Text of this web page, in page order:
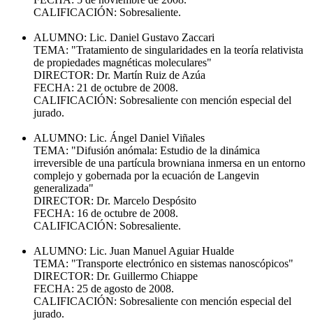
CALIFICACIÓN: Sobresaliente.
ALUMNO: Lic. Daniel Gustavo Zaccari
TEMA: "Tratamiento de singularidades en la teoría relativista
de propiedades magnéticas moleculares"
DIRECTOR: Dr. Martín Ruiz de Azúa
FECHA: 21 de octubre de 2008.
CALIFICACIÓN: Sobresaliente con mención especial del
jurado.
ALUMNO: Lic. Ángel Daniel Viñales
TEMA: "Difusión anómala: Estudio de la dinámica
irreversible de una partícula browniana inmersa en un entorno
complejo y gobernada por la ecuación de Langevin
generalizada"
DIRECTOR: Dr. Marcelo Despósito
FECHA: 16 de octubre de 2008.
CALIFICACIÓN: Sobresaliente.
ALUMNO: Lic. Juan Manuel Aguiar Hualde
TEMA: "Transporte electrónico en sistemas nanoscópicos"
DIRECTOR: Dr. Guillermo Chiappe
FECHA: 25 de agosto de 2008.
CALIFICACIÓN: Sobresaliente con mención especial del
jurado.